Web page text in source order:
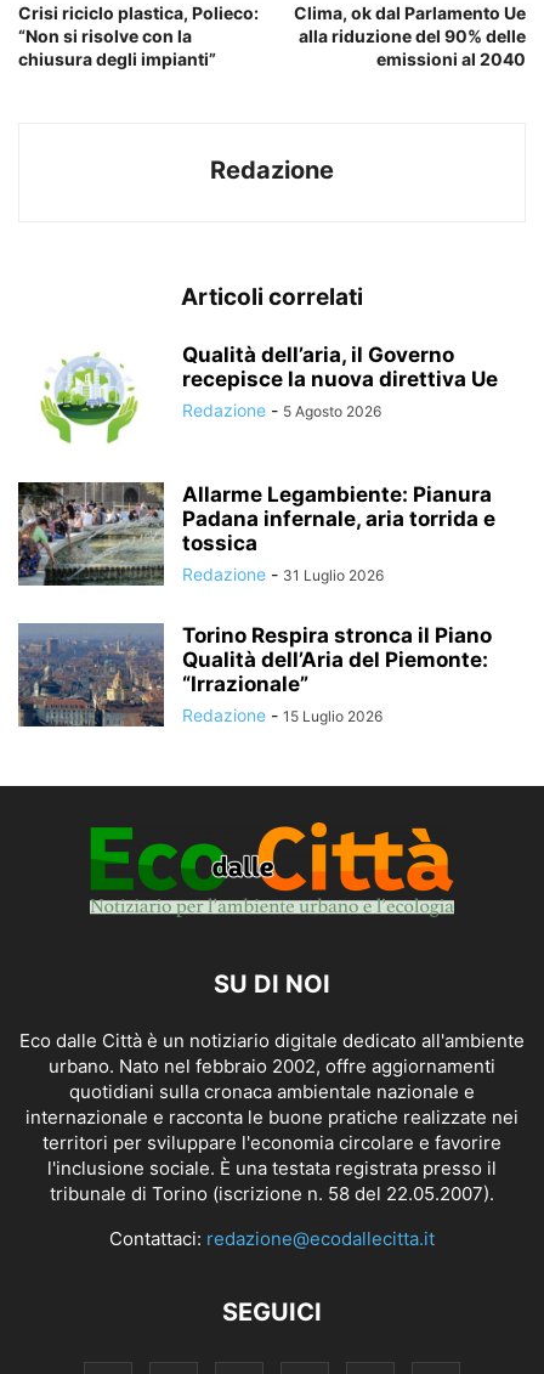
Crisi riciclo plastica, Polieco:
“Non si risolve con la
chiusura degli impianti”
Clima, ok dal Parlamento Ue
alla riduzione del 90% delle
emissioni al 2040
Redazione
Articoli correlati
Qualità dell’aria, il Governo
recepisce la nuova direttiva Ue
Redazione - 5 Agosto 2026
Allarme Legambiente: Pianura
Padana infernale, aria torrida e
tossica
Redazione - 31 Luglio 2026
Torino Respira stronca il Piano
Qualità dell’Aria del Piemonte:
“Irrazionale”
Redazione - 15 Luglio 2026
SU DI NOI
Eco dalle Città è un notiziario digitale dedicato all'ambiente
urbano. Nato nel febbraio 2002, offre aggiornamenti
quotidiani sulla cronaca ambientale nazionale e
internazionale e racconta le buone pratiche realizzate nei
territori per sviluppare l'economia circolare e favorire
l'inclusione sociale. È una testata registrata presso il
tribunale di Torino (iscrizione n. 58 del 22.05.2007).
Contattaci: redazione@ecodallecitta.it
SEGUICI